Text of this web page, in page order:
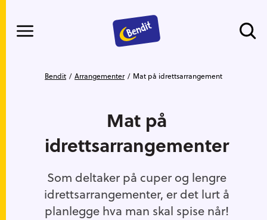
Du er her
Bendit Arrangementer Mat på idrettsarrangement
Mat på
idrettsarrangementer
Som deltaker på cuper og lengre
idrettsarrangementer, er det lurt å
planlegge hva man skal spise når!